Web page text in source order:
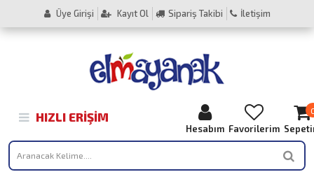
Üye Girişi Kayıt Ol Sipariş Takibi İletişim
HIZLI ERIŞIM
Hesabım Favorilerim